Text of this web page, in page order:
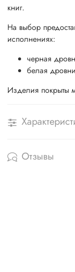
книг.
На выбор
исполнениях:
черная
белая
Изделия покрыты
Отзывы